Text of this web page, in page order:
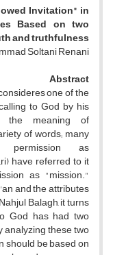
Invitation" in
Based on two
and truthfulness
Soltani Renani*
Abstract
one of the
to God by his
the meaning of
of words; many
permission as
have referred to it
as "mission."
and the attributes
Balagh, it turns
God has had two
these two
should be based on